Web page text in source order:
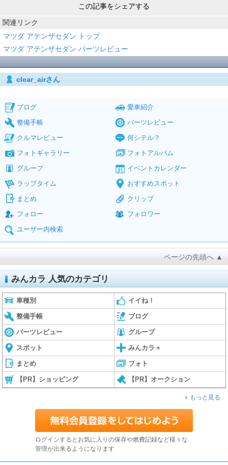
この記事をシェアする
関連リンク
マツダ アテンザセダン トップ
マツダ アテンザセダン パーツレビュー
clear_airさん
ブログ
愛車紹介
整備手帳
パーツレビュー
クルマレビュー
何シテル？
フォトギャラリー
フォトアルバム
グループ
イベントカレンダー
ラップタイム
おすすめスポット
まとめ
クリップ
フォロー
フォロワー
ユーザー内検索
ページの先頭へ ▲
みんカラ 人気のカテゴリ
車種別 イイね！
整備手帳 ブログ
パーツレビュー グループ
スポット みんカラ＋
まとめ フォト
【PR】ショッピング 【PR】オークション
もっと見る
ログインするとお気に入りの保存や燃費記録など様々な
管理が出来るようになります